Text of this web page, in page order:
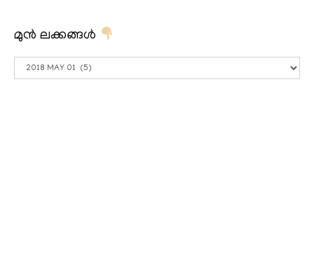
മുൻ ലക്കങ്ങൾ